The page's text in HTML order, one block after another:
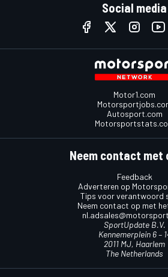
Social media
Motor1.com
Autosport.com
Neem contact met
Feedback
Adverteren op
Tips voor verantwoord
Neem contact op met
SportUpdate B.V.
Kennemerplein 6 –
2011 MJ, Haarlem
The Netherlands